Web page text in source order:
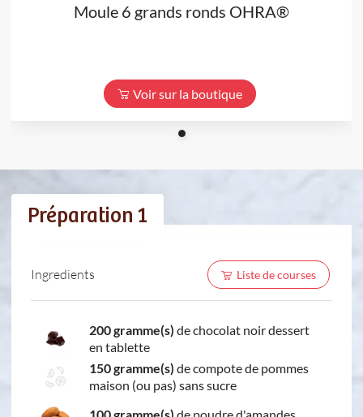
Moule 6 grands ronds OHRA®
Voir sur la boutique
Préparation 1
Ingredients Liste de courses
200 gramme(s) de chocolat noir dessert
en tablette
150 gramme(s) de compote de pommes
maison (ou pas) sans sucre